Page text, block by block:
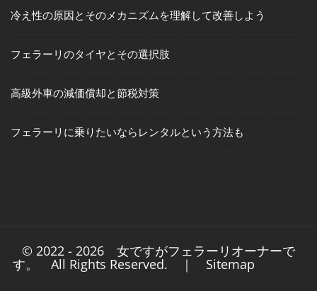
冷え性の原因とそのメカニズムを理解して改善しよう
フェラーリのタイヤとその選択肢
高級外車の減価償却と節税対策
フェラーリに乗りたいならレンタルという方法も
© 2022 - 2026 女ですがフェラーリオーナーで
す。 All Rights Reserved. ｜ Sitemap